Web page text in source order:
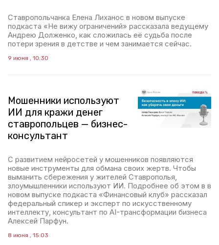
Ставропольчанка Елена Лиханос в новом выпуске
подкаста «Не вижу ограничений» рассказала ведущему
Андрею Долженко, как сложилась её судьба после
потери зрения в детстве и чем занимается сейчас.
9 июня , 10:30
Мошенники используют
ИИ для кражи денег
ставропольцев — бизнес-
консультант
С развитием нейросетей у мошенников появляются
новые инструменты для обмана своих жертв. Чтобы
выманить сбережения у жителей Ставрополья,
злоумышленники используют ИИ. Подробнее об этом в в
новом выпуске подкаста «Финансовый клуб» рассказал
федеральный спикер и эксперт по искусственному
интеллекту, консультант по AI-трансформации бизнеса
Алексей Парфун.
8 июня , 15:03